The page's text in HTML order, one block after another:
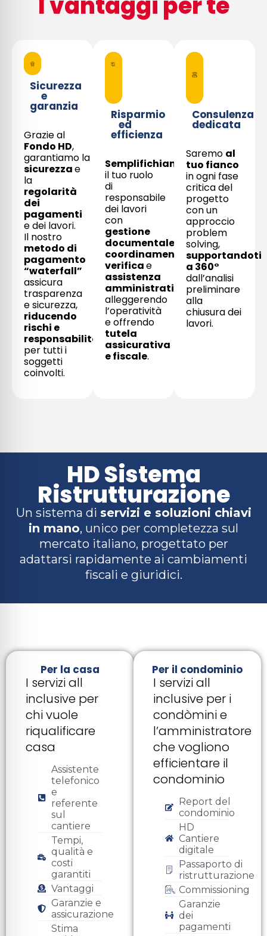
Sicurezza
e
garanzia
Grazie al
Fondo HD,
garantiamo la
sicurezzae
la
regolarità
dei
pagamenti
e dei lavori.
Il nostro
metodo di
pagamento
“waterfall”
assicura
trasparenza
e sicurezza,
riducendo
rischi e
responsabilità
per tutti i
soggetti
coinvolti.
Risparmio
ed
efficienza
Semplifichiamo
il tuo ruolo
di
responsabile
dei lavori
con
gestione
documentale
coordinamento ,
verificae
assistenza
amministrativa,
alleggerendo
l’operatività
e offrendo
tutela
assicurativa
e fiscale.
Consulenza
dedicata
Saremo al
tuo fianco
in ogni fase
critica del
progetto
con un
approccio
problem
solving,
supportandoti
a 360°
dall’analisi
preliminare
alla
chiusura dei
lavori.
HD Sistema
Ristrutturazione
Un sistema di servizi e soluzioni chiavi
in mano, unico per completezza sul
mercato italiano, progettato per
adattarsi rapidamente ai cambiamenti
fiscali e giuridici.
Per la casa
I servizi all
inclusive per
chi vuole
riqualificare
casa
Assistente
telefonico
e
referente
sul
cantiere
Tempi,
qualità e
costi
garantiti
Vantaggi
Garanzie e
assicurazione
Stima
Per il condominio
I servizi all
inclusive per i
condòmini e
l’amministratore
che vogliono
efficientare il
condominio
Report del
condominio
HD
Cantiere
digitale
Passaporto di
ristrutturazione
Commissioning
Garanzie
dei
pagamenti